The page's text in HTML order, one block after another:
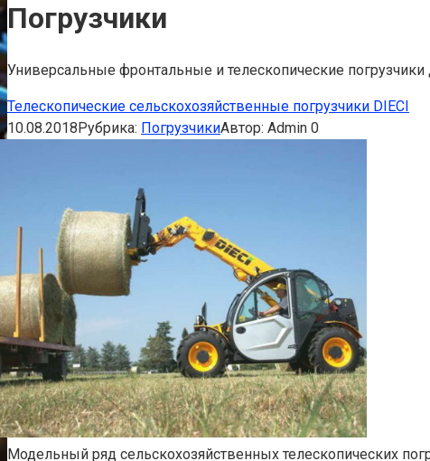
Погрузчики
Универсальные фронтальные и телескопические
Телескопические сельскохозяйственные погрузчики DIECI
10.08.2018Рубрика: ПогрузчикиАвтор: Admin 0
Модельный ряд сельскохозяйственных телескопических